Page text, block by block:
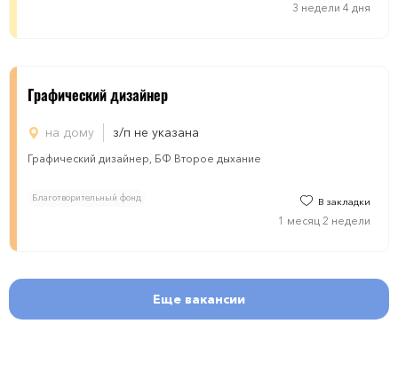
3 недели 4 дня
Графический дизайнер
на дому з/п не указана
Графический дизайнер, БФ Второе дыхание
Благотворительный фонд В закладки
1 месяц 2 недели
Еще вакансии